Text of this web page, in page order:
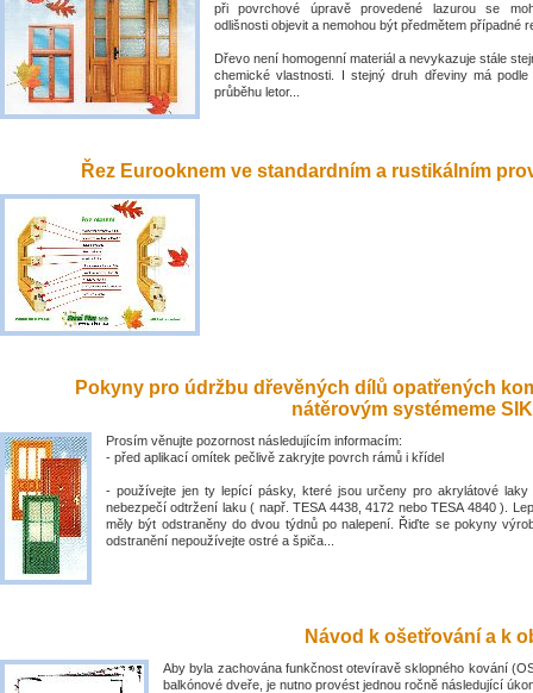
při povrchové úpravě provedené lazurou se
odlišnosti objevit a nemohou být předmětem případné
Dřevo není homogenní materiál a nevykazuje stále
chemické vlastnosti. I stejný druh dřeviny má
průběhu letor...
Řez Eurooknem ve standardním a rustikálním
Pokyny pro údržbu dřevěných dílů opatřených
nátěrovým systémeme
Prosím věnujte pozornost následujícím informacím:
- před aplikací omítek pečlivě zakryjte povrch rámů i křídel
- používejte jen ty lepící pásky, které jsou určeny pro akrylátové
nebezpečí odtržení laku ( např. TESA 4438, 4172 nebo TESA 4840 ).
měly být odstraněny do dvou týdnů po nalepení. Řiďte se pokyny
odstranění nepoužívejte ostré a špiča...
Návod k ošetřování a k
Aby byla zachována funkčnost otevíravě sklopného kování
balkónové dveře, je nutno provést jednou ročně následující